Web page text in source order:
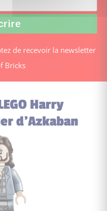
de recevoir la newsletter
Bricks
Harry
d’Azkaban